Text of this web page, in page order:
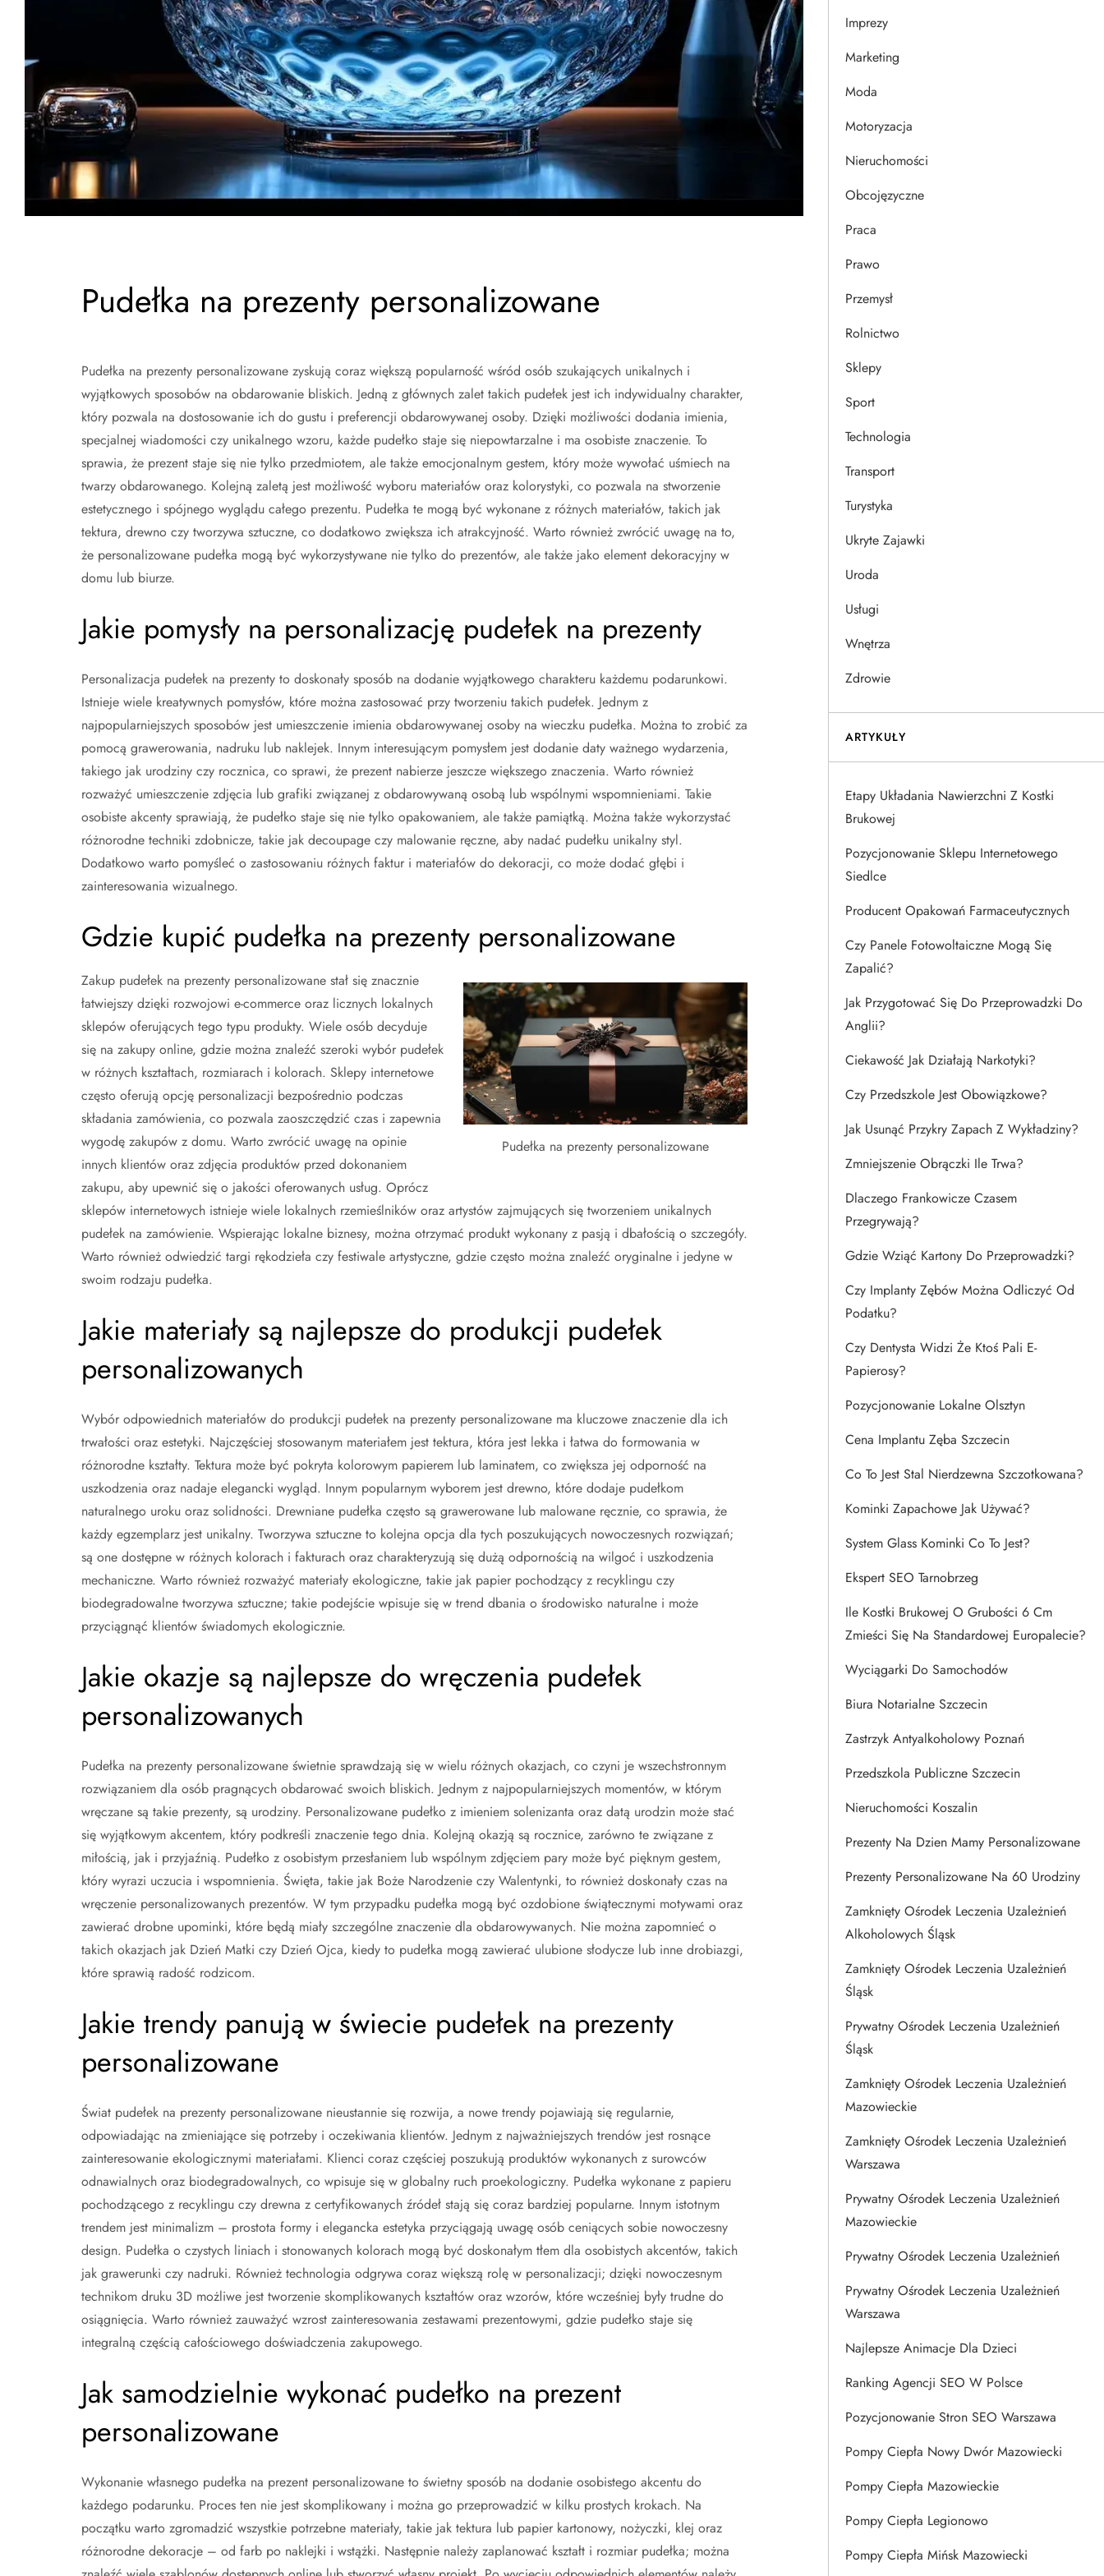
Pudełka na prezenty personalizowane
Pudełka na prezenty personalizowane zyskują coraz większą popularność wśród osób szukających unikalnych i
wyjątkowych sposobów na obdarowanie bliskich. Jedną z głównych zalet takich pudełek jest ich indywidualny charakter,
który pozwala na dostosowanie ich do gustu i preferencji obdarowywanej osoby. Dzięki możliwości dodania imienia,
specjalnej wiadomości czy unikalnego wzoru, każde pudełko staje się niepowtarzalne i ma osobiste znaczenie. To
sprawia, że prezent staje się nie tylko przedmiotem, ale także emocjonalnym gestem, który może wywołać uśmiech na
twarzy obdarowanego. Kolejną zaletą jest możliwość wyboru materiałów oraz kolorystyki, co pozwala na stworzenie
estetycznego i spójnego wyglądu całego prezentu. Pudełka te mogą być wykonane z różnych materiałów, takich jak
tektura, drewno czy tworzywa sztuczne, co dodatkowo zwiększa ich atrakcyjność. Warto również zwrócić uwagę na to,
że personalizowane pudełka mogą być wykorzystywane nie tylko do prezentów, ale także jako element dekoracyjny w
domu lub biurze.
Jakie pomysły na personalizację pudełek na prezenty
Personalizacja pudełek na prezenty to doskonały sposób na dodanie wyjątkowego charakteru każdemu podarunkowi.
Istnieje wiele kreatywnych pomysłów, które można zastosować przy tworzeniu takich pudełek. Jednym z
najpopularniejszych sposobów jest umieszczenie imienia obdarowywanej osoby na wieczku pudełka. Można to zrobić za
pomocą grawerowania, nadruku lub naklejek. Innym interesującym pomysłem jest dodanie daty ważnego wydarzenia,
takiego jak urodziny czy rocznica, co sprawi, że prezent nabierze jeszcze większego znaczenia. Warto również
rozważyć umieszczenie zdjęcia lub grafiki związanej z obdarowywaną osobą lub wspólnymi wspomnieniami. Takie
osobiste akcenty sprawiają, że pudełko staje się nie tylko opakowaniem, ale także pamiątką. Można także wykorzystać
różnorodne techniki zdobnicze, takie jak decoupage czy malowanie ręczne, aby nadać pudełku unikalny styl.
Dodatkowo warto pomyśleć o zastosowaniu różnych faktur i materiałów do dekoracji, co może dodać głębi i
zainteresowania wizualnego.
Gdzie kupić pudełka na prezenty personalizowane
Pudełka na prezenty personalizowane
Zakup pudełek na prezenty personalizowane stał się znacznie
łatwiejszy dzięki rozwojowi e-commerce oraz licznych lokalnych
sklepów oferujących tego typu produkty. Wiele osób decyduje
się na zakupy online, gdzie można znaleźć szeroki wybór pudełek
w różnych kształtach, rozmiarach i kolorach. Sklepy internetowe
często oferują opcję personalizacji bezpośrednio podczas
składania zamówienia, co pozwala zaoszczędzić czas i zapewnia
wygodę zakupów z domu. Warto zwrócić uwagę na opinie
innych klientów oraz zdjęcia produktów przed dokonaniem
zakupu, aby upewnić się o jakości oferowanych usług. Oprócz
sklepów internetowych istnieje wiele lokalnych rzemieślników oraz artystów zajmujących się tworzeniem unikalnych
pudełek na zamówienie. Wspierając lokalne biznesy, można otrzymać produkt wykonany z pasją i dbałością o szczegóły.
Warto również odwiedzić targi rękodzieła czy festiwale artystyczne, gdzie często można znaleźć oryginalne i jedyne w
swoim rodzaju pudełka.
Jakie materiały są najlepsze do produkcji pudełek
personalizowanych
Wybór odpowiednich materiałów do produkcji pudełek na prezenty personalizowane ma kluczowe znaczenie dla ich
trwałości oraz estetyki. Najczęściej stosowanym materiałem jest tektura, która jest lekka i łatwa do formowania w
różnorodne kształty. Tektura może być pokryta kolorowym papierem lub laminatem, co zwiększa jej odporność na
uszkodzenia oraz nadaje elegancki wygląd. Innym popularnym wyborem jest drewno, które dodaje pudełkom
naturalnego uroku oraz solidności. Drewniane pudełka często są grawerowane lub malowane ręcznie, co sprawia, że
każdy egzemplarz jest unikalny. Tworzywa sztuczne to kolejna opcja dla tych poszukujących nowoczesnych rozwiązań;
są one dostępne w różnych kolorach i fakturach oraz charakteryzują się dużą odpornością na wilgoć i uszkodzenia
mechaniczne. Warto również rozważyć materiały ekologiczne, takie jak papier pochodzący z recyklingu czy
biodegradowalne tworzywa sztuczne; takie podejście wpisuje się w trend dbania o środowisko naturalne i może
przyciągnąć klientów świadomych ekologicznie.
Jakie okazje są najlepsze do wręczenia pudełek
personalizowanych
Pudełka na prezenty personalizowane świetnie sprawdzają się w wielu różnych okazjach, co czyni je wszechstronnym
rozwiązaniem dla osób pragnących obdarować swoich bliskich. Jednym z najpopularniejszych momentów, w którym
wręczane są takie prezenty, są urodziny. Personalizowane pudełko z imieniem solenizanta oraz datą urodzin może stać
się wyjątkowym akcentem, który podkreśli znaczenie tego dnia. Kolejną okazją są rocznice, zarówno te związane z
miłością, jak i przyjaźnią. Pudełko z osobistym przesłaniem lub wspólnym zdjęciem pary może być pięknym gestem,
który wyrazi uczucia i wspomnienia. Święta, takie jak Boże Narodzenie czy Walentynki, to również doskonały czas na
wręczenie personalizowanych prezentów. W tym przypadku pudełka mogą być ozdobione świątecznymi motywami oraz
zawierać drobne upominki, które będą miały szczególne znaczenie dla obdarowywanych. Nie można zapomnieć o
takich okazjach jak Dzień Matki czy Dzień Ojca, kiedy to pudełka mogą zawierać ulubione słodycze lub inne drobiazgi,
które sprawią radość rodzicom.
Jakie trendy panują w świecie pudełek na prezenty
personalizowane
Świat pudełek na prezenty personalizowane nieustannie się rozwija, a nowe trendy pojawiają się regularnie,
odpowiadając na zmieniające się potrzeby i oczekiwania klientów. Jednym z najważniejszych trendów jest rosnące
zainteresowanie ekologicznymi materiałami. Klienci coraz częściej poszukują produktów wykonanych z surowców
odnawialnych oraz biodegradowalnych, co wpisuje się w globalny ruch proekologiczny. Pudełka wykonane z papieru
pochodzącego z recyklingu czy drewna z certyfikowanych źródeł stają się coraz bardziej popularne. Innym istotnym
trendem jest minimalizm – prostota formy i elegancka estetyka przyciągają uwagę osób ceniących sobie nowoczesny
design. Pudełka o czystych liniach i stonowanych kolorach mogą być doskonałym tłem dla osobistych akcentów, takich
jak grawerunki czy nadruki. Również technologia odgrywa coraz większą rolę w personalizacji; dzięki nowoczesnym
technikom druku 3D możliwe jest tworzenie skomplikowanych kształtów oraz wzorów, które wcześniej były trudne do
osiągnięcia. Warto również zauważyć wzrost zainteresowania zestawami prezentowymi, gdzie pudełko staje się
integralną częścią całościowego doświadczenia zakupowego.
Jak samodzielnie wykonać pudełko na prezent
personalizowane
Wykonanie własnego pudełka na prezent personalizowane to świetny sposób na dodanie osobistego akcentu do
każdego podarunku. Proces ten nie jest skomplikowany i można go przeprowadzić w kilku prostych krokach. Na
początku warto zgromadzić wszystkie potrzebne materiały, takie jak tektura lub papier kartonowy, nożyczki, klej oraz
różnorodne dekoracje – od farb po naklejki i wstążki. Następnie należy zaplanować kształt i rozmiar pudełka; można
Imprezy
Marketing
Moda
Motoryzacja
Nieruchomości
Obcojęzyczne
Praca
Prawo
Przemysł
Rolnictwo
Sklepy
Sport
Technologia
Transport
Turystyka
Ukryte Zajawki
Uroda
Usługi
Wnętrza
Zdrowie
ARTYKUŁY
Etapy Układania Nawierzchni Z Kostki
Brukowej
Pozycjonowanie Sklepu Internetowego
Siedlce
Producent Opakowań Farmaceutycznych
Czy Panele Fotowoltaiczne Mogą Się
Zapalić?
Jak Przygotować Się Do Przeprowadzki Do
Anglii?
Ciekawość Jak Działają Narkotyki?
Czy Przedszkole Jest Obowiązkowe?
Jak Usunąć Przykry Zapach Z Wykładziny?
Zmniejszenie Obrączki Ile Trwa?
Dlaczego Frankowicze Czasem
Przegrywają?
Gdzie Wziąć Kartony Do Przeprowadzki?
Czy Implanty Zębów Można Odliczyć Od
Podatku?
Czy Dentysta Widzi Że Ktoś Pali E-
Papierosy?
Pozycjonowanie Lokalne Olsztyn
Cena Implantu Zęba Szczecin
Co To Jest Stal Nierdzewna Szczotkowana?
Kominki Zapachowe Jak Używać?
System Glass Kominki Co To Jest?
Ekspert SEO Tarnobrzeg
Ile Kostki Brukowej O Grubości 6 Cm
Zmieści Się Na Standardowej Europalecie?
Wyciągarki Do Samochodów
Biura Notarialne Szczecin
Zastrzyk Antyalkoholowy Poznań
Przedszkola Publiczne Szczecin
Nieruchomości Koszalin
Prezenty Na Dzien Mamy Personalizowane
Prezenty Personalizowane Na 60 Urodziny
Zamknięty Ośrodek Leczenia Uzależnień
Alkoholowych Śląsk
Zamknięty Ośrodek Leczenia Uzależnień
Śląsk
Prywatny Ośrodek Leczenia Uzależnień
Śląsk
Zamknięty Ośrodek Leczenia Uzależnień
Mazowieckie
Zamknięty Ośrodek Leczenia Uzależnień
Warszawa
Prywatny Ośrodek Leczenia Uzależnień
Mazowieckie
Prywatny Ośrodek Leczenia Uzależnień
Prywatny Ośrodek Leczenia Uzależnień
Warszawa
Najlepsze Animacje Dla Dzieci
Ranking Agencji SEO W Polsce
Pozycjonowanie Stron SEO Warszawa
Pompy Ciepła Nowy Dwór Mazowiecki
Pompy Ciepła Mazowieckie
Pompy Ciepła Legionowo
Pompy Ciepła Mińsk Mazowiecki